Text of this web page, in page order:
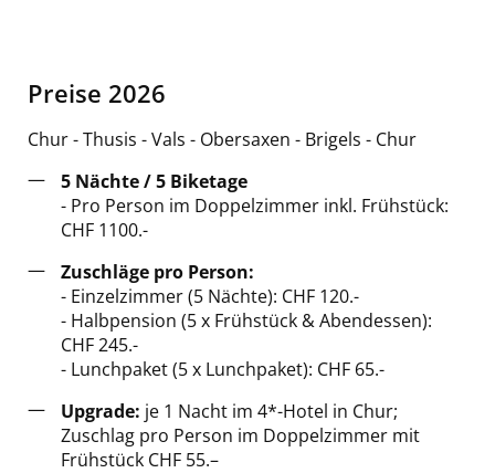
Preise 2026
Chur - Thusis - Vals - Obersaxen - Brigels - Chur
5 Nächte / 5 Biketage
- Pro Person im Doppelzimmer inkl. Frühstück:
CHF 1100.-
Zuschläge pro Person:
- Einzelzimmer (5 Nächte): CHF 120.-
- Halbpension (5 x Frühstück & Abendessen):
CHF 245.-
- Lunchpaket (5 x Lunchpaket): CHF 65.-
Upgrade: je 1 Nacht im 4*-Hotel in Chur;
Zuschlag pro Person im Doppelzimmer mit
Frühstück CHF 55.–